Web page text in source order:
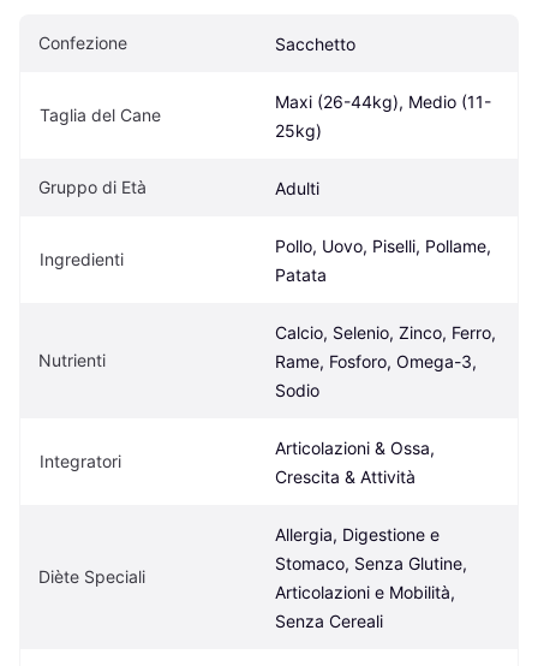
Confezione Sacchetto
Taglia del Cane
Maxi (26-44kg), Medio (11-
25kg)
Gruppo di Età Adulti
Ingredienti
Pollo, Uovo, Piselli, Pollame,
Patata
Nutrienti
Calcio, Selenio, Zinco, Ferro,
Rame, Fosforo, Omega-3,
Sodio
Integratori
Articolazioni & Ossa,
Crescita & Attività
Diète Speciali
Allergia, Digestione e
Stomaco, Senza Glutine,
Articolazioni e Mobilità,
Senza Cereali